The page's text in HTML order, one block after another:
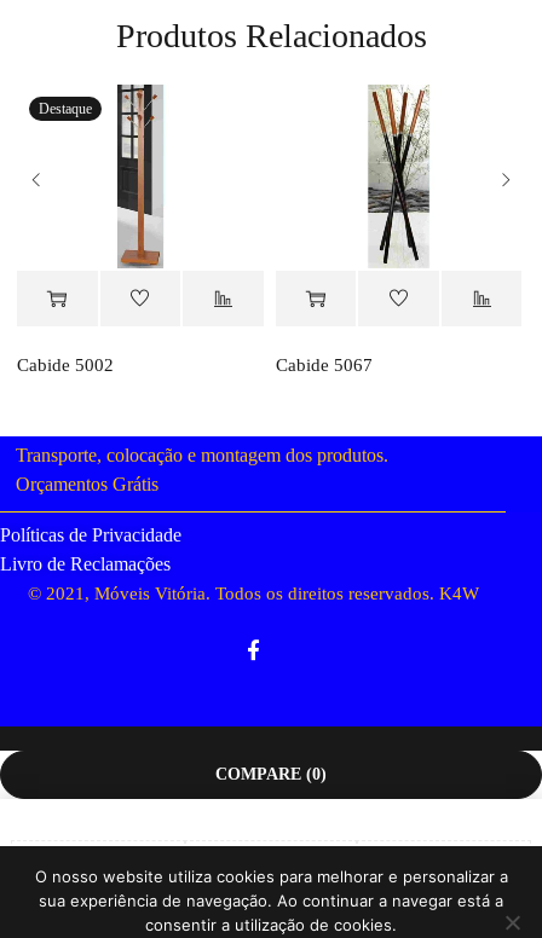
Produtos Relacionados
Destaque
Cabide 5002
Orçamento Cabide 5067
Orçamento
Transporte, colocação e montagem dos produtos.
Orçamentos Grátis
Políticas de Privacidade
Livro de Reclamações
© 2021, Móveis Vitória. Todos os direitos reservados. K4W
COMPARE (0)
Compare
O nosso website utiliza cookies para melhorar e personalizar a
sua experiência de navegação. Ao continuar a navegar está a
consentir a utilização de cookies.